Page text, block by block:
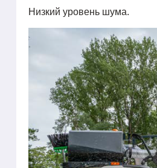
Низкий уровень шума.